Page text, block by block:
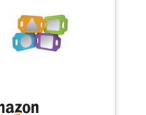
taille appropriée vous permet
de le tenir facilement dans votre
main, ou de le mettre où vous le
souhaitez, léger et portable,
film protecteur doit être retiré